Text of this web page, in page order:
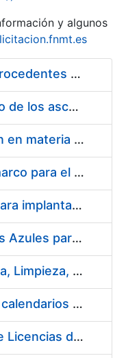
y algunos
Enajenación de metales procedentes de desmonetización
Servicio de Mantenimiento de los ascensores, montacargas y plataformas de minusválidos instalados en la FNMT-RCM
Servicio de concienciación en materia de prevención de riesgos laborales
Suscripción de acuerdo marco para el servicio de diseño y producción del material gráfico necesario para el desarrollo de la actividad comercial, institucional y cultural de la entidad pública empresarial Fábrica Nacional de Moneda y Timbre-Real Casa de la Moneda (FNMT-RCM)
Servicios de consultoría para implantación por fases de un sistema de gestión del ciclo de vida de las aplicaciones en el área de desarrollo de CERES (fase 2)
Reforma de Contenedores Azules para Transporte y Almacenaje de Cospel de Acuñar Moneda
Reforma de la Embocadura, Limpieza, Pintado y Numerado de 700 Contenedores Verdes para Moneda
Fabricación de agendas y calendarios de la FNMT-RCM 2020
Servicio de Renovación de Licencias de Productos Autodesk